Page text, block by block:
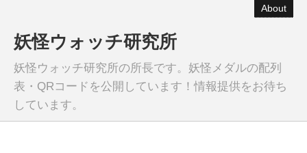
About
妖怪ウォッチ研究所
妖怪ウォッチ研究所の所長です。妖怪メダルの配列
表・QRコードを公開しています！情報提供をお待ち
しています。